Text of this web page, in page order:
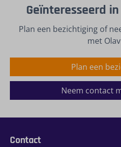
Geïnteresseerd
Plan een bezichtiging of
met
Plan een
Neem contact
Contact